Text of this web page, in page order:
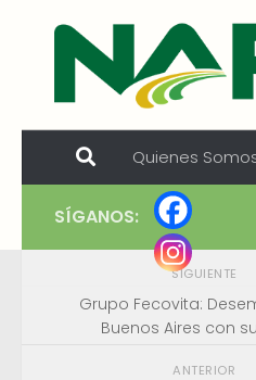
Skip to content
Quienes
SÍGANOS:
SIGUIENTE
Grupo Fecovita:
Buenos Aires con
ANTERIOR